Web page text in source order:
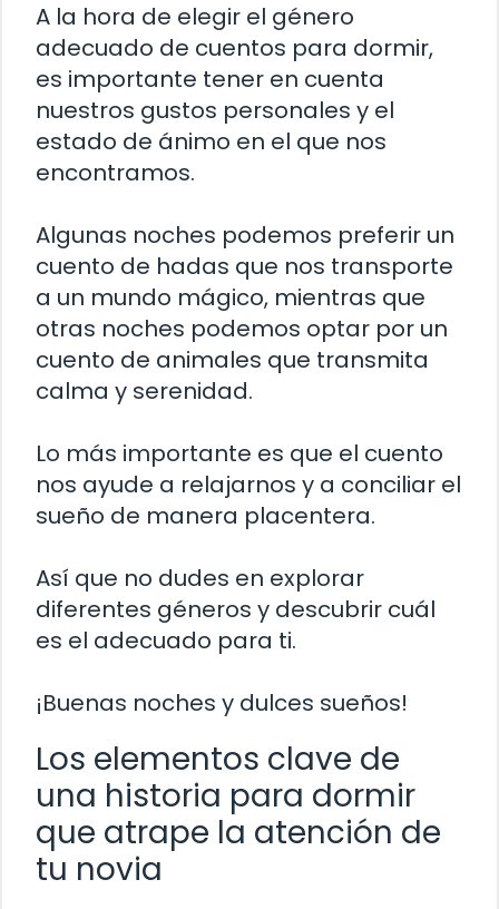
A la hora de elegir el género
adecuado de cuentos para dormir,
es importante tener en cuenta
nuestros gustos personales y el
estado de ánimo en el que nos
encontramos.
Algunas noches podemos preferir un
cuento de hadas que nos transporte
a un mundo mágico, mientras que
otras noches podemos optar por un
cuento de animales que transmita
calma y serenidad.
Lo más importante es que el cuento
nos ayude a relajarnos y a conciliar el
sueño de manera placentera.
Así que no dudes en explorar
diferentes géneros y descubrir cuál
es el adecuado para ti.
¡Buenas noches y dulces sueños!
Los elementos clave de
una historia para dormir
que atrape la atención de
tu novia